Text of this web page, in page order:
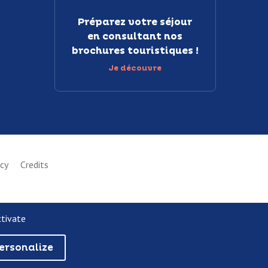
Préparez votre séjour
en consultant nos
brochures touristiques !
Je découvre
Credits